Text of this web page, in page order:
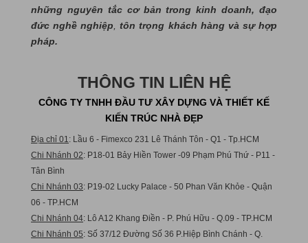
những nguyên tắc cơ bản trong kinh doanh, đạo
đức nghề nghiệp ,tôn trọng khách hàng và sự hợp
pháp.
THÔNG TIN LIÊN HỆ
CÔNG TY TNHH ĐẦU TƯ XÂY DỰNG VÀ THIẾT KẾ
KIẾN TRÚC NHÀ ĐẸP
Địa chỉ 01 : Lầu 6 - Fimexco 231 Lê Thánh Tôn - Q1 - Tp.HCM
Chi Nhánh 02: P18-01 Bảy Hiền Tower -09 Phạm Phú Thứ - P11 -
Tân Bình
Chi Nhánh 03: P19-02 Lucky Palace - 50 Phan Văn Khỏe - Quận
06 - TP.HCM
Chi Nhánh 04: Lô A12 Khang Điền - P. Phú Hữu - Q.09 - TP.HCM
Chi Nhánh 05: Số 37/12 Đường Số 36 P.Hiệp Bình Chánh - Q.